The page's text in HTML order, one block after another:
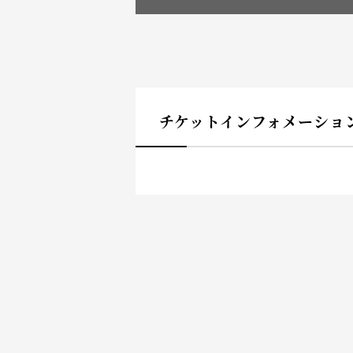
チケットインフォメーショ